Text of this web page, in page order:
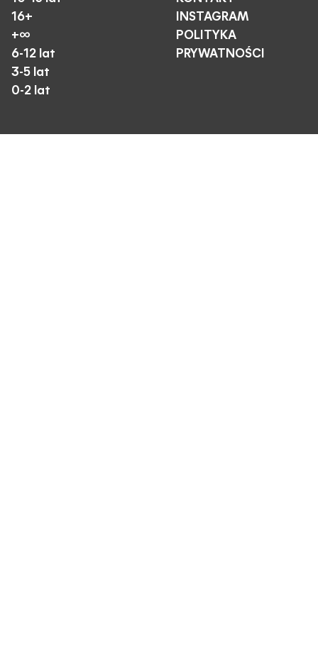
16+
+∞
6-12 lat
3-5 lat
0-2 lat
INSTAGRAM
POLITYKA
PRYWATNOŚCI